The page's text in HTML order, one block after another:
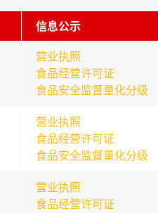
信息公示
营业执照
食品经营许可证
食品安全监督量化分级
营业执照
食品经营许可证
食品安全监督量化分级
营业执照
食品经营许可证